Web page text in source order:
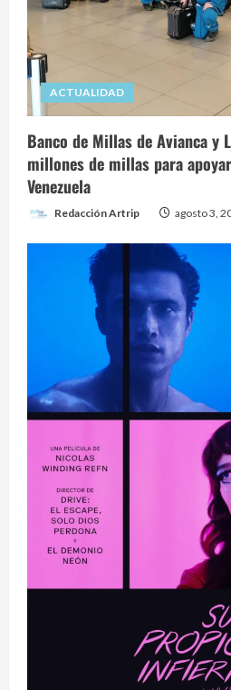
ACTUALIDAD
Banco de Millas de Avianca y
millones de millas para
Venezuela
Redacción Artrip agosto 3,